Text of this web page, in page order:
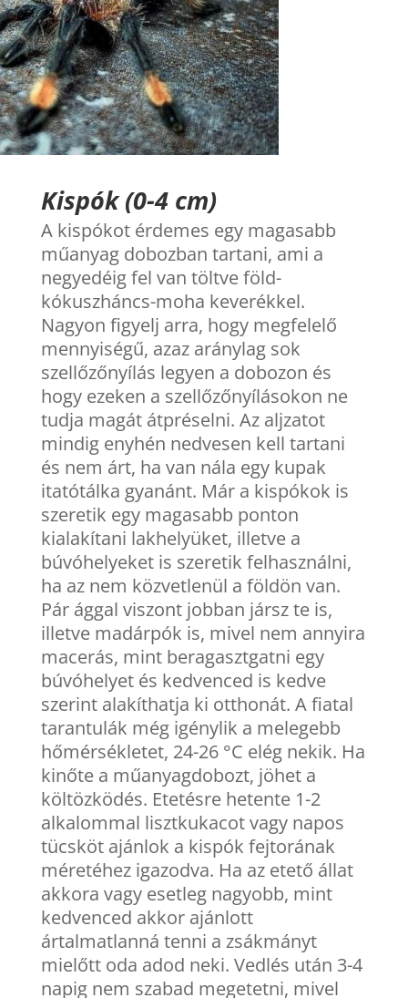
Kispók (0-4 cm)
A kispókot érdemes egy magasabb
műanyag dobozban tartani, ami a
negyedéig fel van töltve föld-
kókuszháncs-moha keverékkel.
Nagyon figyelj arra, hogy megfelelő
mennyiségű, azaz aránylag sok
szellőzőnyílás legyen a dobozon és
hogy ezeken a szellőzőnyílásokon ne
tudja magát átpréselni. Az aljzatot
mindig enyhén nedvesen kell tartani
és nem árt, ha van nála egy kupak
itatótálka gyanánt. Már a kispókok is
szeretik egy magasabb ponton
kialakítani lakhelyüket, illetve a
búvóhelyeket is szeretik felhasználni,
ha az nem közvetlenül a földön van.
Pár ággal viszont jobban jársz te is,
illetve madárpók is, mivel nem annyira
macerás, mint beragasztgatni egy
búvóhelyet és kedvenced is kedve
szerint alakíthatja ki otthonát. A fiatal
tarantulák még igénylik a melegebb
hőmérsékletet, 24-26 °C elég nekik. Ha
kinőte a műanyagdobozt, jöhet a
költözködés. Etetésre hetente 1-2
alkalommal lisztkukacot vagy napos
tücsköt ajánlok a kispók fejtorának
méretéhez igazodva. Ha az etető állat
akkora vagy esetleg nagyobb, mint
kedvenced akkor ajánlott
ártalmatlanná tenni a zsákmányt
mielőtt oda adod neki. Vedlés után 3-4
napig nem szabad megetetni, mivel